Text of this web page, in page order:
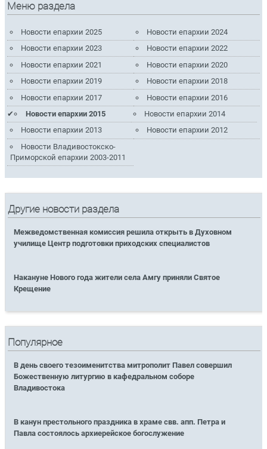
Меню раздела
Новости епархии 2025
Новости епархии 2024
Новости епархии 2023
Новости епархии 2022
Новости епархии 2021
Новости епархии 2020
Новости епархии 2019
Новости епархии 2018
Новости епархии 2017
Новости епархии 2016
Новости епархии 2015
Новости епархии 2014
Новости епархии 2013
Новости епархии 2012
Новости Владивостокско-
Приморской епархии 2003-2011
Другие новости раздела
Межведомственная комиссия решила открыть в Духовном
училище Центр подготовки приходских специалистов
Накануне Нового года жители села Амгу приняли Святое
Крещение
Популярное
В день своего тезоименитства митрополит Павел совершил
Божественную литургию в кафедральном соборе
Владивостока
В канун престольного праздника в храме свв. апп. Петра и
Павла состоялось архиерейское богослужение